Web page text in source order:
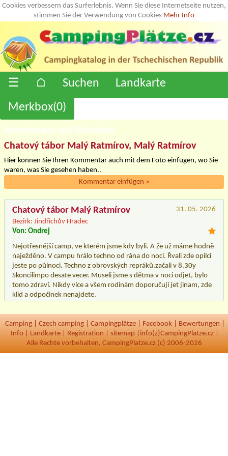
Cookies verbessern das Surferlebnis. Wenn Sie diese Internetseite nutzen,
stimmen Sie der Verwendung von Cookies Mehr Info
☰ ⌂ Suchen
Landkarte
Merkbox(0)
Bewertungen und Diskussion
Chatový tábor Malý Ratmírov, Malý Ratmírov
Hier können Sie Ihren Kommentar auch mit dem Foto einfügen, wo Sie
waren, was Sie gesehen haben..
Kommentar einfügen »
Chatový tábor Malý Ratmírov
Bezirk: Jindřichův Hradec
31. 05. 2026
Von: Ondrej
Nejotřesnější camp, ve kterém jsme kdy byli. A že už máme hodně
naježděno. V campu hrálo techno od rána do noci. Řvali zde opilci
jeste po půlnoci. Techno z obrovských repráků.začali v 8.30y
Skoncilimpo desate vecer. Museli jsme s dětma v noci odjet, bylo
tomo zdraví. Nikdy více a všem rodinám doporučuji jet jinam, zde
klid a odpočinek nenajdete.
Camping Czech camping Campingplätze Facebook Bewertungen
Info
Landkarte Registration sitemap
info(z)CampingPlatze.cz |
Alle Rechte vorbehalten, CampingPlatze.cz (c) 2006-2026